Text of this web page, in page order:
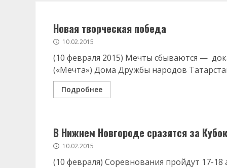
Новая творческая победа
10.02.2015
(10 февраля 2015) Мечты сбываются —
(«Мечта») Дома Дружбы народов
Подробнее
В Нижнем Новгороде сразятся за
10.02.2015
(10 февраля) Соревнования пройдут 17-18